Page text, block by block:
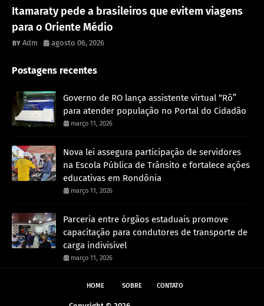
Itamaraty pede a brasileiros que evitem viagens
para o Oriente Médio
Adm agosto 06, 2026
Postagens recentes
Governo de RO lança assistente virtual “Rô”
para atender população no Portal do Cidadão
março 11, 2026
Nova lei assegura participação de servidores
na Escola Pública de Trânsito e fortalece ações
educativas em Rondônia
março 11, 2026
Parceria entre órgãos estaduais promove
capacitação para condutores de transporte de
carga indivisível
março 11, 2026
HOME SOBRE CONTATO